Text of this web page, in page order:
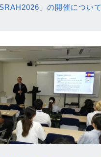
」の開催について